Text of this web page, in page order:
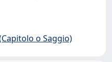
o Saggio)